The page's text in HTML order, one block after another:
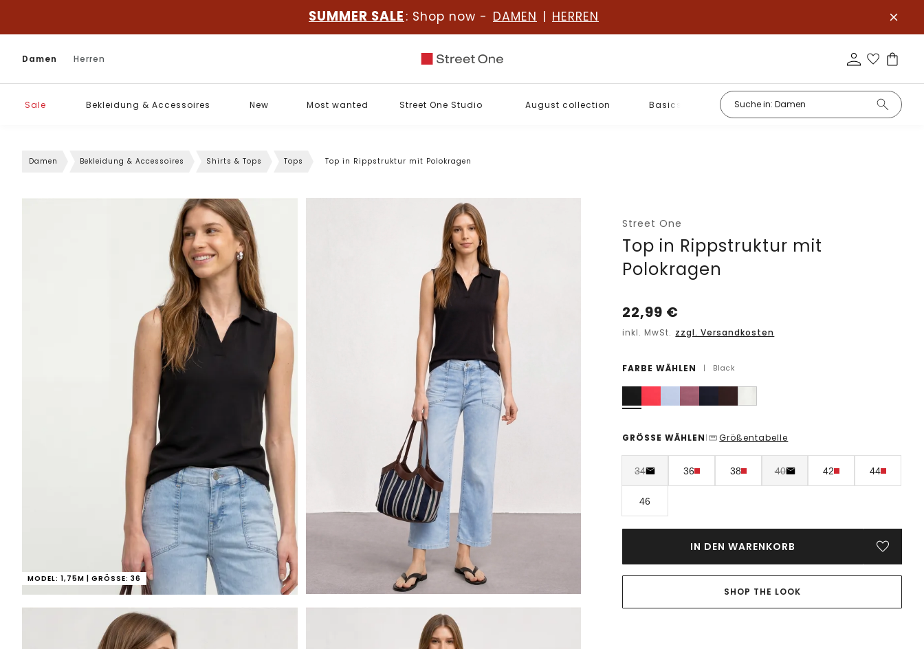
SUMMER SALE : Shop now - DAMEN | HERREN
Damen Herren
Sale Bekleidung & Accessoires New Most wanted Street One Studio August collection Basics
Damen Bekleidung & Accessoires Shirts & Tops Tops Top in Rippstruktur mit Polokragen
MODEL: 1,75M | GRÖSSE: 36
Street One
Top in Rippstruktur mit
Polokragen
22,99 €
inkl. MwSt. zzgl. Versandkosten
FARBE WÄHLEN | Black
GRÖSSE WÄHLEN | Größentabelle
34 36 38 40 42 44
46
IN DEN WARENKORB
SHOP THE LOOK